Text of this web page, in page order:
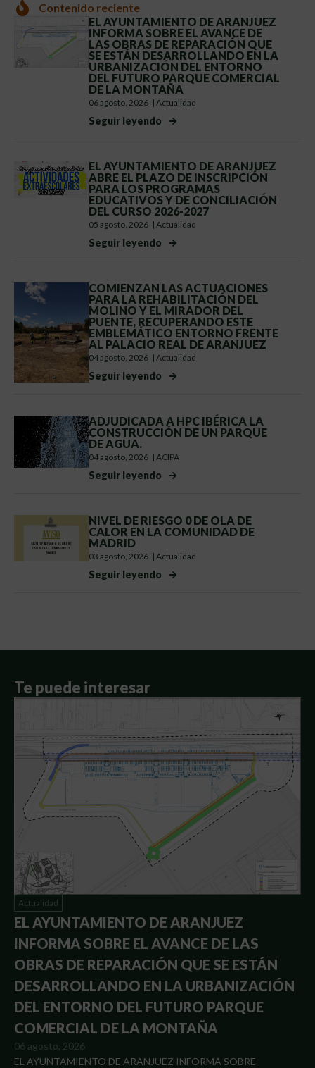
Contenido reciente
EL AYUNTAMIENTO DE ARANJUEZ
INFORMA SOBRE EL AVANCE DE
LAS OBRAS DE REPARACIÓN QUE
SE ESTÁN DESARROLLANDO EN LA
URBANIZACIÓN DEL ENTORNO
DEL FUTURO PARQUE COMERCIAL
DE LA MONTAÑA
06 agosto, 2026 | Actualidad
Seguir leyendo
EL AYUNTAMIENTO DE ARANJUEZ
ABRE EL PLAZO DE INSCRIPCIÓN
PARA LOS PROGRAMAS
EDUCATIVOS Y DE CONCILIACIÓN
DEL CURSO 2026-2027
05 agosto, 2026 | Actualidad
Seguir leyendo
COMIENZAN LAS ACTUACIONES
PARA LA REHABILITACIÓN DEL
MOLINO Y EL MIRADOR DEL
PUENTE, RECUPERANDO ESTE
EMBLEMÁTICO ENTORNO FRENTE
AL PALACIO REAL DE ARANJUEZ
04 agosto, 2026 | Actualidad
Seguir leyendo
ADJUDICADA A HPC IBÉRICA LA
CONSTRUCCIÓN DE UN PARQUE
DE AGUA.
04 agosto, 2026 | ACIPA
Seguir leyendo
NIVEL DE RIESGO 0 DE OLA DE
CALOR EN LA COMUNIDAD DE
MADRID
03 agosto, 2026 | Actualidad
Seguir leyendo
Te puede interesar
Actualidad
EL AYUNTAMIENTO DE ARANJUEZ
INFORMA SOBRE EL AVANCE DE LAS
OBRAS DE REPARACIÓN QUE SE ESTÁN
DESARROLLANDO EN LA URBANIZACIÓN
DEL ENTORNO DEL FUTURO PARQUE
COMERCIAL DE LA MONTAÑA
06 agosto, 2026
EL AYUNTAMIENTO DE ARANJUEZ INFORMA SOBRE